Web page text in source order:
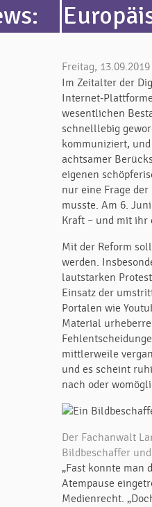
Freitag, 13.09.2019
Im Zeitalter der
Internet-
wesentlichen
schnelllebig
kommuniziert,
achtsamer
eigenen
nur eine Frage
musste. Am 6.
Kraft – und mit ihr
Mit der Reform
werden.
lautstarken
Einsatz der
Portalen wie
Material
mittlerweile
und es scheint
nach oder
Der Fachanwalt
Bildbeschaffer
„Fast konnte man
Atempause
Medienrecht.